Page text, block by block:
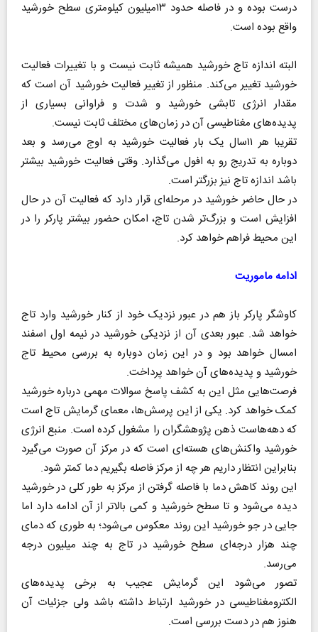
درست بوده و در فاصله حدود ۱۳‌میلیون کیلومتری سطح خورشید
واقع بوده است.
البته اندازه تاج خورشید همیشه ثابت نیست و با تغییرات فعالیت
خورشید تغییر می‌کند. منظور از تغییر فعالیت خورشید آن است که
مقدار انرژی تابشی خورشید و شدت و فراوانی بسیاری از
پدیده‌های مغناطیسی آن در زمان‌های مختلف ثابت نیست.
تقریبا هر ۱۱‌سال یک بار فعالیت‌ خورشید به اوج می‌رسد و بعد
دوباره به تدریج رو به افول می‌گذارد. وقتی فعالیت خورشید بیشتر
باشد اندازه تاج نیز بزرگتر است.
در حال حاضر خورشید در مرحله‌ای قرار دارد که فعالیت آن در حال
افزایش است و بزرگ‌تر شدن تاج، امکان حضور بیشتر پارکر را در
این محیط فراهم خواهد کرد.
ادامه ماموریت
کاوشگر پارکر باز هم در عبور نزدیک خود از کنار خورشید وارد تاج
خواهد شد. عبور بعدی آن از نزدیکی خورشید در نیمه اول اسفند
امسال خواهد بود و در این زمان دوباره به بررسی محیط تاج
خورشید و پدیده‌های آن خواهد پرداخت.
فرصت‌هایی مثل این به کشف پاسخ سوالات مهمی درباره خورشید
کمک خواهد کرد. یکی از این پرسش‌ها، معمای گرمایش تاج است
که دهه‌هاست ذهن پژوهشگران را مشغول کرده است. منبع انرژی
خورشید واکنش‌های هسته‌ای است که در مرکز آن صورت می‌گیرد
بنابراین انتظار داریم هر چه از مرکز فاصله بگیریم دما کمتر شود.
این روند کاهش دما با فاصله گرفتن از مرکز به طور کلی در خورشید
دیده می‌شود و تا سطح خورشید و کمی بالاتر از آن ادامه دارد اما
جایی در جو خورشید این روند معکوس می‌شود؛ به طوری که دمای
چند هزار درجه‌ای سطح خورشید در تاج به چند میلیون درجه
می‌رسد.
تصور می‌شود این گرمایش عجیب به برخی پدیده‌های
الکترومغناطیسی در خورشید ارتباط داشته باشد ولی جزئیات آن
هنوز هم در دست بررسی است.